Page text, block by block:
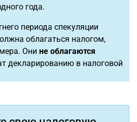
года.
периода спекуляции
облагаться налогом,
Они не облагаются
декларированию в налоговой